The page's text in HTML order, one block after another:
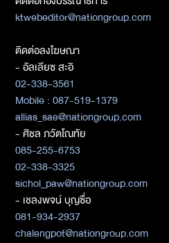
ktwebeditor@nationgroup.com
ติดต่อลงโฆษณา
- อัลเลียซ สะอิ
02-338-3561
Mobile : 087-519-1379
allias_sae@nationgroup.com
- ศิชล ภวัตโณทัย
085-255-6753
02-338-3325
sichol_paw@nationgroup.com
- เชลงพจน์ บุญซื่อ
081-934-2937
chalengpot@nationgroup.com